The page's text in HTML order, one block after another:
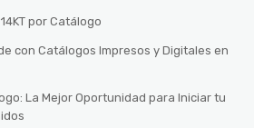
por Catálogo
con Catálogos Impresos y Digitales en
La Mejor Oportunidad para Iniciar tu